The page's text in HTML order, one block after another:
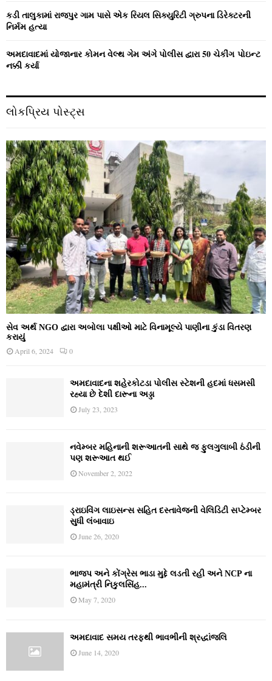
કડી તાલુકામાં રાજપુર ગામ પાસે એક રિયલ સિક્યુરિટી ગ્રુપના ડિરેક્ટરની
નિર્મમ હત્યા
અમદાવાદમાં યોજાનાર કોમન વેલ્‍થ ગેમ અંગે પોલીસ દ્વારા 50 ચેકીંગ પોઇન્‍ટ
નક્કી કર્યા
લોકપ્રિય પોસ્ટ્સ
સેવ અર્થ NGO દ્વારા અબોલા પક્ષીઓ માટે વિનામૂલ્યે પાણીના કુંડા વિતરણ
કરાયું
April 6, 2024 0
અમદાવાદના શહેરકોટડા પોલીસ સ્ટેશની હદમાં ધસમસી
રહ્યા છે દેશી દારૂના અડ્ડા
July 23, 2023
નવેમ્‍બર મહિનાની શરૂઆતની સાથે જ ફુલગુલાબી ઠંડીની
પણ શરૂઆત થઈ
November 2, 2022
ડ્રાઇવિંગ લાઇસન્સ સહિત દસ્તાવેજની વેલિડિટી સપ્ટેમ્બર
સુધી લંબાવાઇ
June 26, 2020
ભાજપ અને કોંગ્રેસ ભાડા મુદ્દે લડતી રહી અને NCP ના
મહામંત્રી નિકુલસિંહ...
May 7, 2020
અમદાવાદ સમય તરફથી ભાવભીની શ્રદ્ધાંજલિ
June 14, 2020